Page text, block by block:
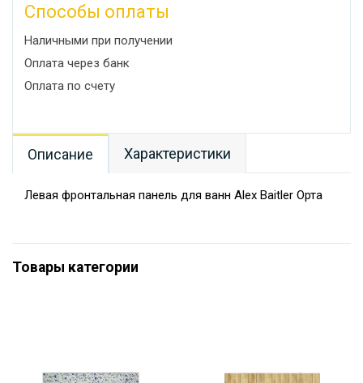
Способы оплаты
Наличными при получении
Оплата через банк
Оплата по счету
Описание Характеристики
Левая фронтальная панель для ванн Alex Baitler Орта
Товары категории